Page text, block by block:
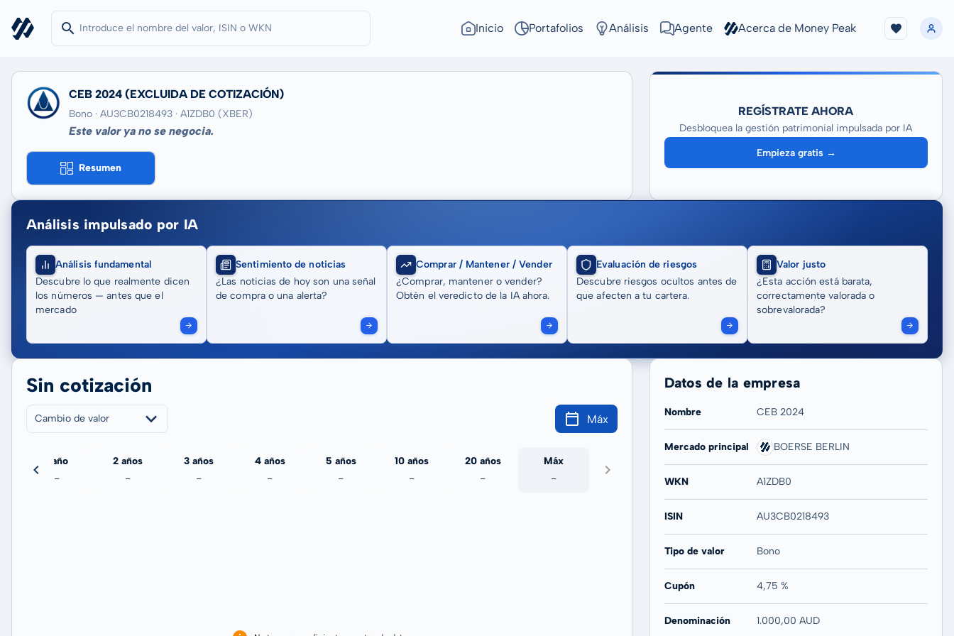
Inicio Portafolios Análisis Agente Acerca de Money Peak
CEB 2024 (EXCLUIDA DE COTIZACIÓN)
Bono · AU3CB0218493 · A1ZDB0 (XBER)
Este valor ya no se negocia.
Resumen
REGÍSTRATE AHORA
Desbloquea la gestión patrimonial impulsada por IA
Empieza gratis →
Análisis impulsado por IA
Análisis fundamental
Descubre lo que realmente dicen
los números — antes que el
mercado
Sentimiento de noticias
¿Las noticias de hoy son una señal
de compra o una alerta?
Comprar / Mantener / Vender
¿Comprar, mantener o vender?
Obtén el veredicto de la IA ahora.
Evaluación de riesgos
Descubre riesgos ocultos antes de
que afecten a tu cartera.
Valor justo
¿Esta acción está barata,
correctamente valorada o
sobrevalorada?
Sin cotización
Cambio de valor Máx
1 año
-
2 años
-
3 años
-
4 años
-
5 años
-
10 años
-
20 años
-
Máx
-
Datos de la empresa
Nombre CEB 2024
Mercado principal BOERSE BERLIN
WKN A1ZDB0
ISIN AU3CB0218493
Tipo de valor Bono
Cupón 4,75 %
Denominación 1.000,00 AUD